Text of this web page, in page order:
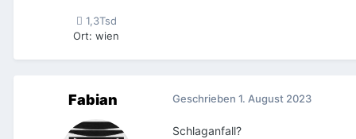
1,3Tsd
Ort: wien
Fabian Geschrieben 1. August 2023
Schlaganfall?